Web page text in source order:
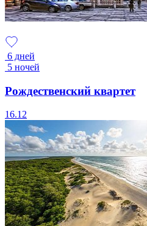
6 дней
5 ночей
Рождественский квартет
16.12